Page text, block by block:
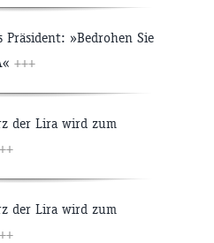
»Bedrohen Sie
+++
der Lira wird zum
der Lira wird zum